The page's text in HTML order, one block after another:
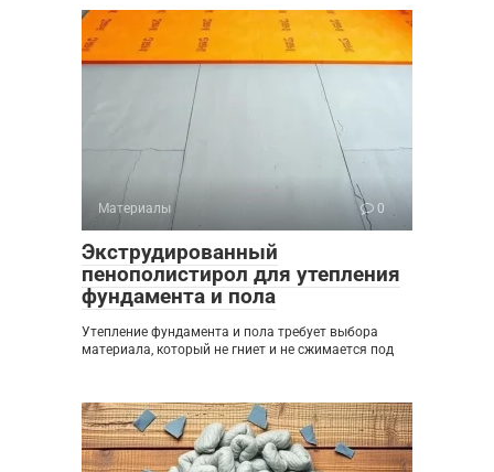
Материалы 0
Экструдированный
пенополистирол для утепления
фундамента и пола
Утепление фундамента и пола требует выбора
материала, который не гниет и не сжимается под